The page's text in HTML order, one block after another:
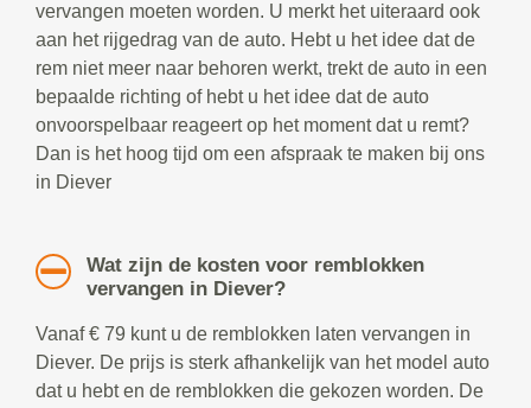
vervangen moeten worden. U merkt het uiteraard ook
aan het rijgedrag van de auto. Hebt u het idee dat de
rem niet meer naar behoren werkt, trekt de auto in een
bepaalde richting of hebt u het idee dat de auto
onvoorspelbaar reageert op het moment dat u remt?
Dan is het hoog tijd om een afspraak te maken bij ons
in Diever
Wat zijn de kosten voor remblokken
vervangen in Diever?
Vanaf € 79 kunt u de remblokken laten vervangen in
Diever. De prijs is sterk afhankelijk van het model auto
dat u hebt en de remblokken die gekozen worden. De